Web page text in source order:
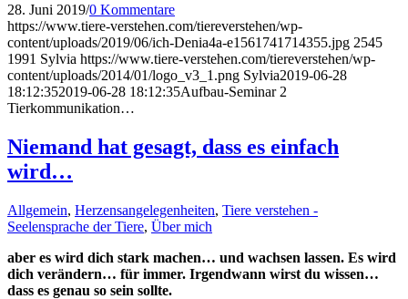
28. Juni 2019/0 Kommentare
https://www.tiere-verstehen.com/tiereverstehen/wp-
content/uploads/2019/06/ich-Denia4a-e1561741714355.jpg 2545
1991 Sylvia https://www.tiere-verstehen.com/tiereverstehen/wp-
content/uploads/2014/01/logo_v3_1.png Sylvia2019-06-28
18:12:352019-06-28 18:12:35Aufbau-Seminar 2
Tierkommunikation…
Niemand hat gesagt, dass es einfach
wird…
Allgemein, Herzensangelegenheiten, Tiere verstehen -
Seelensprache der Tiere, Über mich
aber es wird dich stark machen… und wachsen lassen. Es wird
dich verändern… für immer. Irgendwann wirst du wissen…
dass es genau so sein sollte.